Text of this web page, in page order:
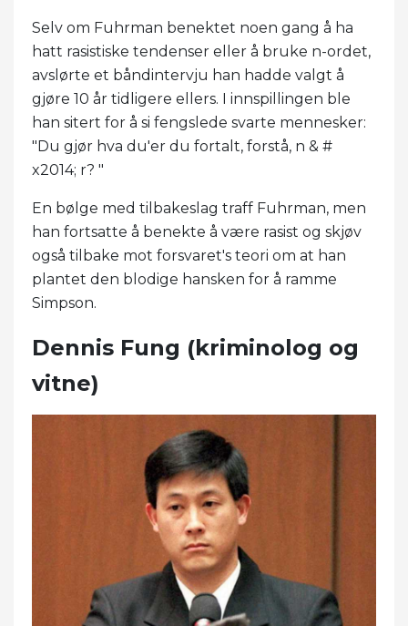
Selv om Fuhrman benektet noen gang å ha
hatt rasistiske tendenser eller å bruke n-ordet,
avslørte et båndintervju han hadde valgt å
gjøre 10 år tidligere ellers. I innspillingen ble
han sitert for å si fengslede svarte mennesker:
"Du gjør hva du'er du fortalt, forstå, n & #
x2014; r? "
En bølge med tilbakeslag traff Fuhrman, men
han fortsatte å benekte å være rasist og skjøv
også tilbake mot forsvaret's teori om at han
plantet den blodige hansken for å ramme
Simpson.
Dennis Fung (kriminolog og
vitne)